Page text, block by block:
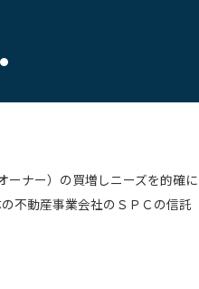
ーナー）の買増しニーズを的確に
不動産事業会社のＳＰＣの信託